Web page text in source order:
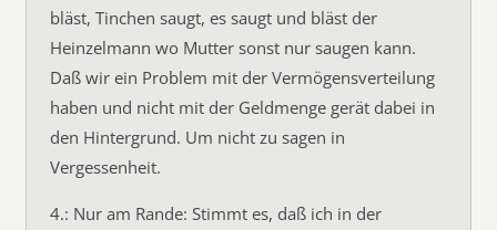
bläst, Tinchen saugt, es saugt und bläst der
Heinzelmann wo Mutter sonst nur saugen kann.
Daß wir ein Problem mit der Vermögensverteilung
haben und nicht mit der Geldmenge gerät dabei in
den Hintergrund. Um nicht zu sagen in
Vergessenheit.
4.: Nur am Rande: Stimmt es, daß ich in der